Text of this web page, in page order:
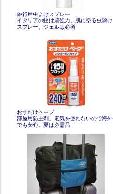
旅行用虫よけスプレー
イタリアの蚊は超強力。肌に塗る虫除け
スプレー、ジェルは必須
おすだけベープ
部屋用防虫剤。電気を使わないので海外
でも安心。夏は必需品